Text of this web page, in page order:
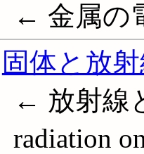
← 金属の
固体と放
← 放射線
radiation